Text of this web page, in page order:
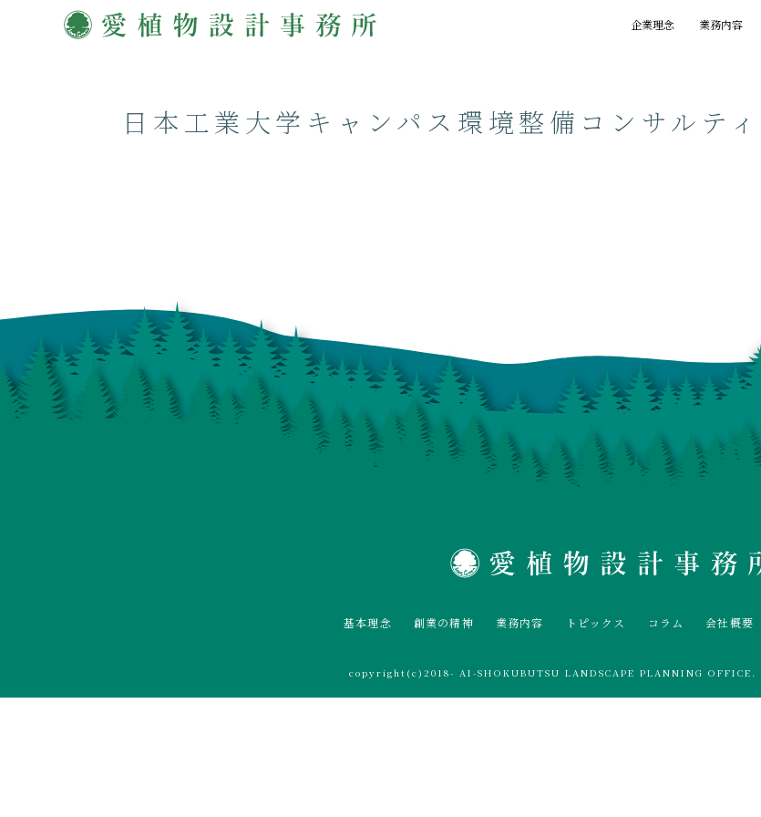
企業理念
業務内容
日本工業大学キャンパス環境整備コンサルテ
基本理念 創業の精神 業務内容 トピックス コラム 会社概要
copyright(c)2018- AI-SHOKUBUTSU LANDSCAPE PLANNING